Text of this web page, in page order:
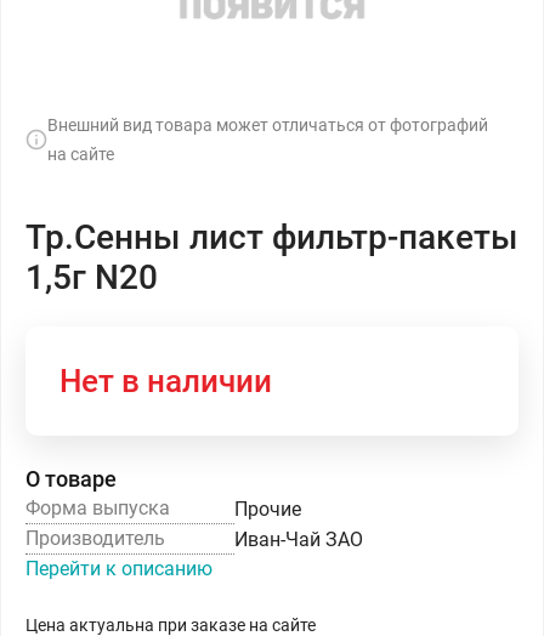
Внешний вид товара может отличаться от фотографий
на сайте
Тр.Сенны лист фильтр-пакеты
1,5г N20
Нет в наличии
О товаре
Форма выпуска
Прочие
Производитель
Иван-Чай ЗАО
Перейти к описанию
Цена актуальна при заказе на сайте